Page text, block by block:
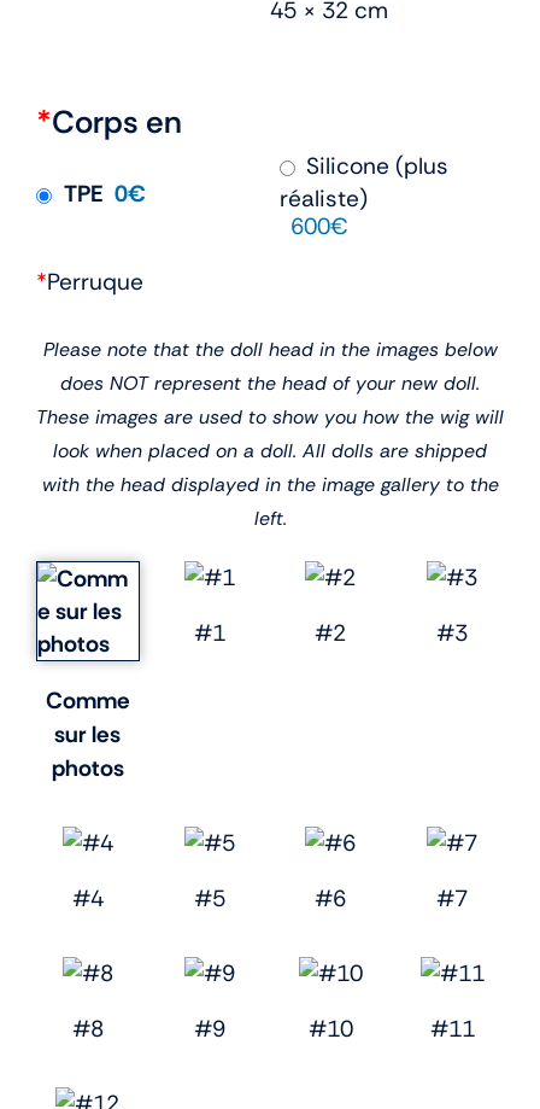
45 × 32 cm
*Corps en
TPE 0€
Silicone (plus
réaliste)
600€
*Perruque
Please note that the doll head in the images below
does NOT represent the head of your new doll.
These images are used to show you how the wig will
look when placed on a doll. All dolls are shipped
with the head displayed in the image gallery to the
left.
Comme
sur les
photos
#1 #2 #3
#4 #5 #6 #7
#8 #9 #10 #11